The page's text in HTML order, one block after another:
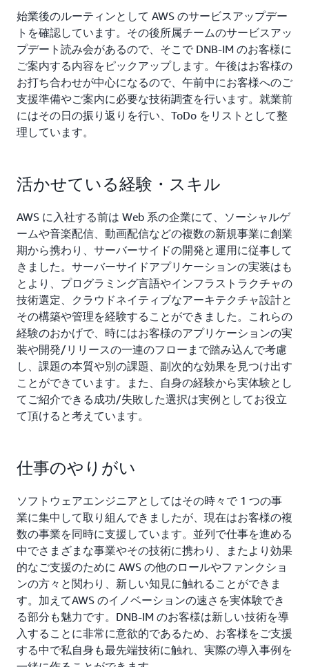
始業後のルーティンとして AWS のサービスアップデー
トを確認しています。その後所属チームのサービスアッ
プデート読み会があるので、そこで DNB-IM のお客様に
ご案内する内容をピックアップします。午後はお客様の
お打ち合わせが中心になるので、午前中にお客様へのご
支援準備やご案内に必要な技術調査を行います。就業前
にはその日の振り返りを行い、ToDo をリストとして整
理しています。
活かせている経験・スキル
AWS に入社する前は Web 系の企業にて、ソーシャルゲ
ームや音楽配信、動画配信などの複数の新規事業に創業
期から携わり、サーバーサイドの開発と運用に従事して
きました。サーバーサイドアプリケーションの実装はも
とより、プログラミング言語やインフラストラクチャの
技術選定、クラウドネイティブなアーキテクチャ設計と
その構築や管理を経験することができました。これらの
経験のおかげで、時にはお客様のアプリケーションの実
装や開発/リリースの一連のフローまで踏み込んで考慮
し、課題の本質や別の課題、副次的な効果を見つけ出す
ことができています。また、自身の経験から実体験とし
てご紹介できる成功/失敗した選択は実例としてお役立
て頂けると考えています。
仕事のやりがい
ソフトウェアエンジニアとしてはその時々で 1 つの事
業に集中して取り組んできましたが、現在はお客様の複
数の事業を同時に支援しています。並列で仕事を進める
中でさまざまな事業やその技術に携わり、またより効果
的なご支援のために AWS の他のロールやファンクショ
ンの方々と関わり、新しい知見に触れることができま
す。加えてAWS のイノベーションの速さを実体験でき
る部分も魅力です。DNB-IM のお客様は新しい技術を導
入することに非常に意欲的であるため、お客様をご支援
する中で私自身も最先端技術に触れ、実際の導入事例を